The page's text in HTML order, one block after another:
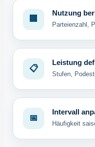
🏢
Nutzung
Parteienzahl,
📋
Leistung
Stufen,
📅
Intervall
Häufigkeit